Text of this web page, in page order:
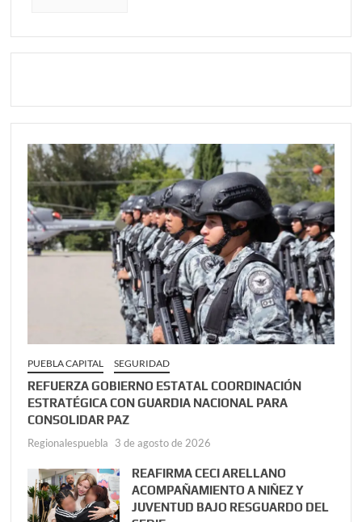
PUEBLA CAPITAL SEGURIDAD
REFUERZA GOBIERNO ESTATAL COORDINACIÓN
ESTRATÉGICA CON GUARDIA NACIONAL PARA
CONSOLIDAR PAZ
Regionalespuebla 3 de agosto de 2026
REAFIRMA CECI ARELLANO
ACOMPAÑAMIENTO A NIÑEZ Y
JUVENTUD BAJO RESGUARDO DEL